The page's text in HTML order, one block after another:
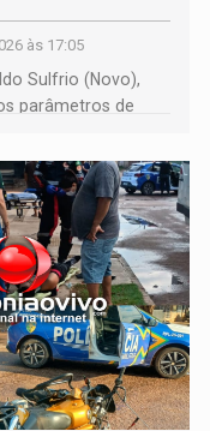
às 17:05
Sulfrio (Novo),
parâmetros de